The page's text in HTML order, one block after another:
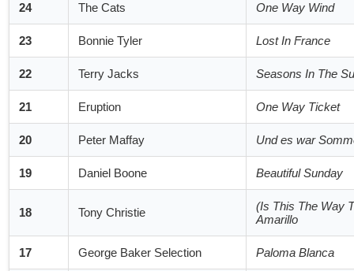
24 The Cats One Way Wind
23 Bonnie Tyler Lost In France
22 Terry Jacks Seasons In The
21 Eruption One Way Ticket
20 Peter Maffay Und es war
19 Daniel Boone Beautiful Sunday
18 Tony Christie
(Is This The Way
Amarillo
17 George Baker Selection Paloma Blanca